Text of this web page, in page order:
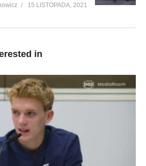
15 LISTOPADA, 2021
in